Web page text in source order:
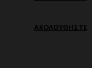
ΑΚΟΛΟΥΘΉΣΤΕ